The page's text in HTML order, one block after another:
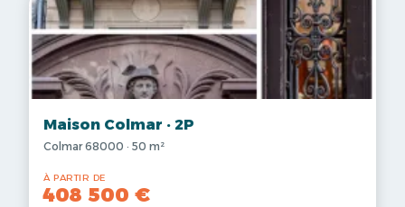
Maison Colmar · 2P
Colmar 68000 · 50 m²
À PARTIR DE
408 500 €